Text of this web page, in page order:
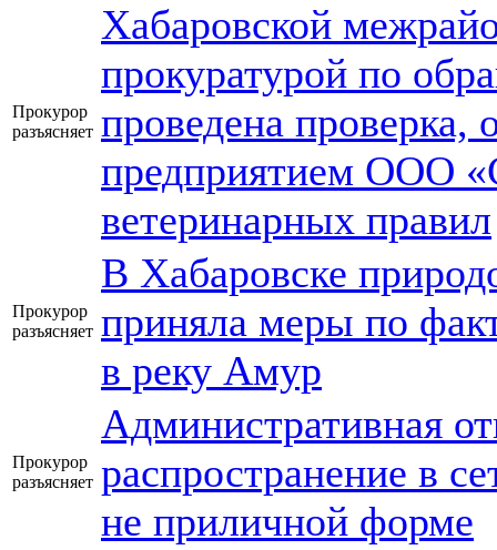
Прокурор
разъясняет
Хабаровской
прокуратурой по
проведена проверка,
предприятием ООО
ветеринарных правил
Прокурор
разъясняет
В Хабаровске
приняла меры по
в реку Амур
Прокурор
разъясняет
Административная
распространение в
не приличной форме